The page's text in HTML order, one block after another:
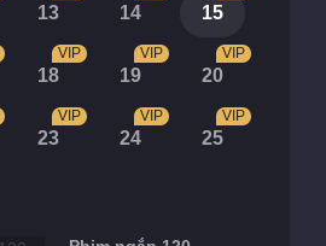
13 14 15
18
VIP
19
VIP
20
VIP
23
VIP
24
VIP
25
VIP